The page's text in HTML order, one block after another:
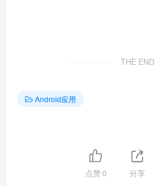
THE END
Android应用
点赞0 分享